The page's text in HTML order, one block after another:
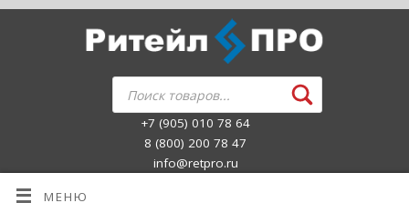
+7 (905) 010 78 64
8 (800) 200 78 47
info@retpro.ru
МЕНЮ